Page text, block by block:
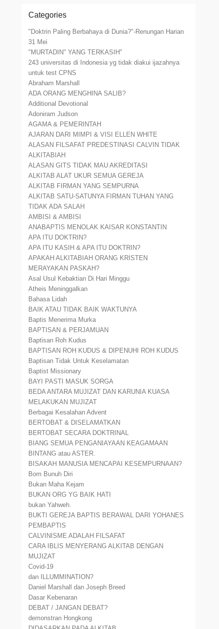
Categories
"Doktrin Paling Berbahaya di Dunia?"-Renungan Harian
31 Mei
"MURTADIN" YANG TERKASIH"
243 universitas di Indonesia yg tidak diakui ijazahnya
untuk test CPNS
Abraham Marshall
ADA ORANG MENGHINA SALIB?
Additional Devotional
Adoniram Judson
AGAMA & PEMERINTAH
AJARAN DARI MIMPI & VISI ELLEN WHITE
ALASAN FILSAFAT PREDESTINASI CALVIN TIDAK
ALKITABIAH
ALASAN GITS TIDAK MAU AKREDITASI
ALKITAB ALAT UKUR SEMUA GEREJA
ALKITAB FIRMAN YANG SEMPURNA
ALKITAB SATU-SATUNYA FIRMAN TUHAN YANG
TIDAK ADA SALAH
AMBISI & AMBISI
ANABAPTIS MENOLAK KAISAR KONSTANTIN
APA ITU DOKTRIN?
APA ITU KASIH & APA ITU DOKTRIN?
APAKAH ALKITABIAH ORANG KRISTEN
MERAYAKAN PASKAH?
Asal Usul Kebaktian Di Hari Minggu
Atheis Meninggalkan
Bahasa Lidah
BAIK ATAU TIDAK BAIK WAKTUNYA
Baptis Menerima Murka
BAPTISAN & PERJAMUAN
Baptisan Roh Kudus
BAPTISAN ROH KUDUS & DIPENUHI ROH KUDUS
Baptisan Tidak Untuk Keselamatan
Baptist Missionary
BAYI PASTI MASUK SORGA
BEDA ANTARA MUJIZAT DAN KARUNIA KUASA
MELAKUKAN MUJIZAT
Berbagai Kesalahan Advent
BERTOBAT & DISELAMATKAN
BERTOBAT SECARA DOKTRINAL
BIANG SEMUA PENGANIAYAAN KEAGAMAAN
BINTANG atau ASTER.
BISAKAH MANUSIA MENCAPAI KESEMPURNAAN?
Bom Bunuh Diri
Bukan Maha Kejam
BUKAN ORG YG BAIK HATI
bukan Yahweh.
BUKTI GEREJA BAPTIS BERAWAL DARI YOHANES
PEMBAPTIS
CALVINISME ADALAH FILSAFAT
CARA IBLIS MENYERANG ALKITAB DENGAN
MUJIZAT
Covid-19
dan ILLUMMINATION?
Daniel Marshall dan Joseph Breed
Dasar Kebenaran
DEBAT / JANGAN DEBAT?
demonstran Hongkong